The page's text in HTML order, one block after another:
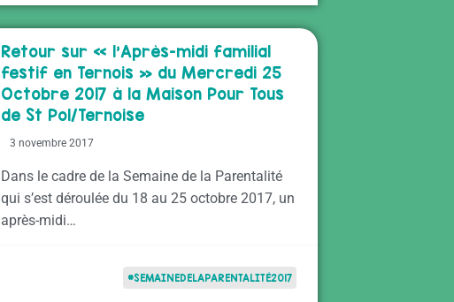
Retour sur « l’Après-midi familial
festif en Ternois » du Mercredi 25
Octobre 2017 à la Maison Pour Tous
de St Pol/Ternoise
3 novembre 2017
Dans le cadre de la Semaine de la Parentalité
qui s’est déroulée du 18 au 25 octobre 2017, un
après-midi…
#SEMAINEDELAPARENTALITÉ2017